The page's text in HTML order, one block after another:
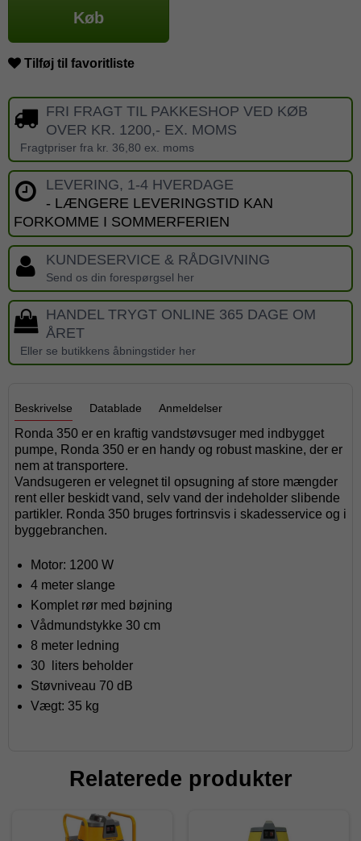
Køb
Tilføj til favoritliste
FRI FRAGT TIL PAKKESHOP VED KØB
OVER KR. 1200,- EX. MOMS
Fragtpriser fra kr. 36,80 ex. moms
LEVERING, 1-4 HVERDAGE
- LÆNGERE LEVERINGSTID KAN
FORKOMME I SOMMERFERIEN
KUNDESERVICE & RÅDGIVNING
Send os din forespørgsel her
HANDEL TRYGT ONLINE 365 DAGE OM
ÅRET
Eller se butikkens åbningstider her
Beskrivelse Datablade Anmeldelser
Ronda 350 er en kraftig vandstøvsuger med indbygget
pumpe, Ronda 350 er en handy og robust maskine, der er
nem at transportere.
Vandsugeren er velegnet til opsugning af store mængder
rent eller beskidt vand, selv vand der indeholder slibende
partikler. Ronda 350 bruges fortrinsvis i skadesservice og i
byggebranchen.
Motor: 1200 W
4 meter slange
Komplet rør med bøjning
Vådmundstykke 30 cm
8 meter ledning
30 liters beholder
Støvniveau 70 dB
Vægt: 35 kg
Relaterede produkter